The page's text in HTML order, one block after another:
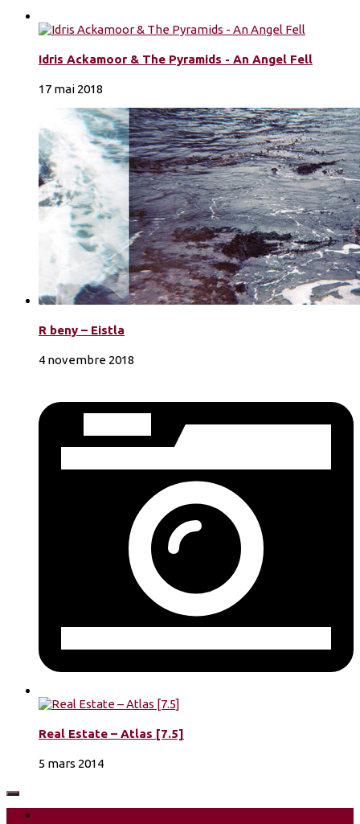
Idris Ackamoor & The Pyramids - An Angel Fell
17 mai 2018
R beny – Eistla
4 novembre 2018
Real Estate – Atlas [7.5]
5 mars 2014